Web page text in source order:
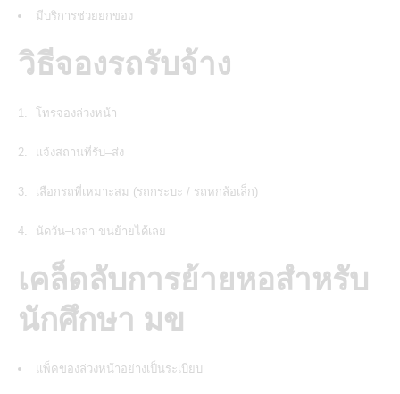
มีบริการช่วยยกของ
วิธีจองรถรับจ้าง
โทรจองล่วงหน้า
แจ้งสถานที่รับ–ส่ง
เลือกรถที่เหมาะสม (รถกระบะ / รถหกล้อเล็ก)
นัดวัน–เวลา ขนย้ายได้เลย
เคล็ดลับการย้ายหอสำหรับ
นักศึกษา มข
แพ็คของล่วงหน้าอย่างเป็นระเบียบ